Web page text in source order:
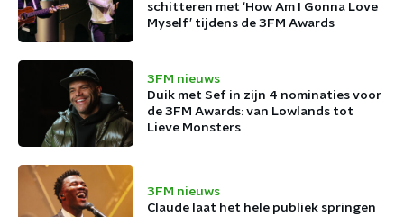
schitteren met ‘How Am I Gonna Love
Myself’ tijdens de 3FM Awards
3FM nieuws
Duik met Sef in zijn 4 nominaties voor
de 3FM Awards: van Lowlands tot
Lieve Monsters
3FM nieuws
Claude laat het hele publiek springen